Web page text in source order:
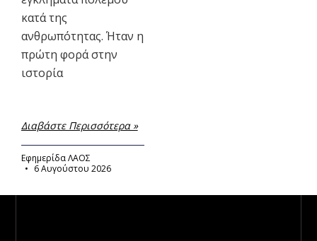
κατά της
ανθρωπότητας. Ήταν η
πρώτη φορά στην
ιστορία
Διαβάστε Περισσότερα »
Εφημερίδα ΛΑΟΣ
6 Αυγούστου 2026